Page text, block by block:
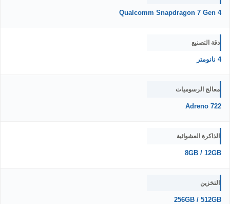
Qualcomm Snapdragon 7 Gen 4
دقة التصنيع
4 نانومتر
معالج الرسوميات
Adreno 722
الذاكرة العشوائية
8GB / 12GB
التخزين
256GB / 512GB